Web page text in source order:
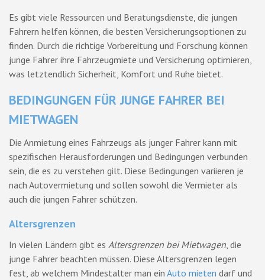
Es gibt viele Ressourcen und Beratungsdienste, die jungen
Fahrern helfen können, die besten Versicherungsoptionen zu
finden. Durch die richtige Vorbereitung und Forschung können
junge Fahrer ihre Fahrzeugmiete und Versicherung optimieren,
was letztendlich Sicherheit, Komfort und Ruhe bietet.
BEDINGUNGEN FÜR JUNGE FAHRER BEI
MIETWAGEN
Die Anmietung eines Fahrzeugs als junger Fahrer kann mit
spezifischen Herausforderungen und Bedingungen verbunden
sein, die es zu verstehen gilt. Diese Bedingungen variieren je
nach Autovermietung und sollen sowohl die Vermieter als
auch die jungen Fahrer schützen.
Altersgrenzen
In vielen Ländern gibt es Altersgrenzen bei Mietwagen , die
junge Fahrer beachten müssen. Diese Altersgrenzen legen
fest, ab welchem Mindestalter man ein Auto mieten darf und